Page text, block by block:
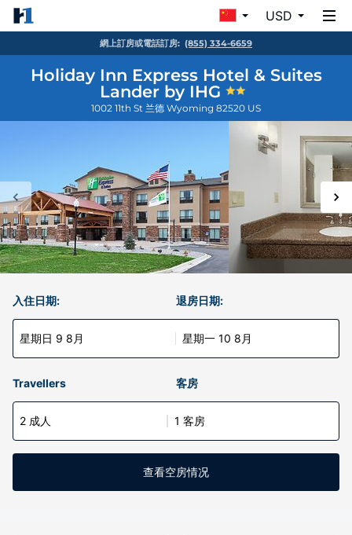
USD
網上訂房或電話訂房: (855) 334-6659
Holiday Inn Express Hotel & Suites
Lander by IHG
1002 11th St 兰德 Wyoming 82520 US
入住日期:
星期日 9 8月
退房日期:
星期一 10 8月
Travellers 客房
2 成人 1 客房
查看空房情况